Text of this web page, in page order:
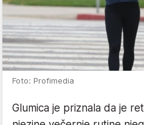
Foto: Profimedia
Glumica je priznala da je